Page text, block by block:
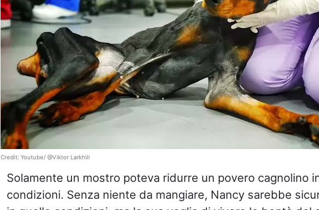
Credit: Youtube/ @Viktor Larkhill
Solamente un mostro poteva ridurre un povero cagnolino
condizioni. Senza niente da mangiare, Nancy sarebbe